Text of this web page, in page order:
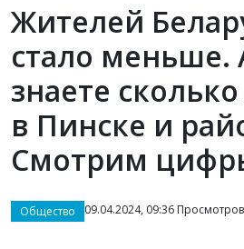
Жителей
стало меньше.
знаете
в Пинске и
Смотрим
Общество 09.04.2024, 09:36